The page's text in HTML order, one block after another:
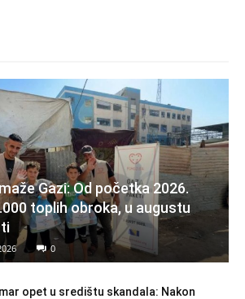
Gazi: Od početka 2026.
toplih obroka, u augustu
0
opet u središtu skandala: Nakon